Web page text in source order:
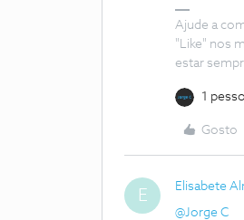
Ajude a
"Like" nos
estar
1
Gosto
E Elisabete
@Jorge C